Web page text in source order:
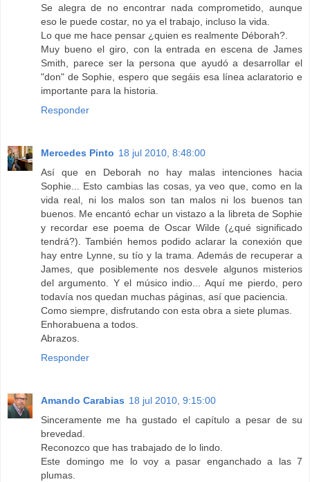
Se alegra de no encontrar nada comprometido, aunque
eso le puede costar, no ya el trabajo, incluso la vida.
Lo que me hace pensar ¿quien es realmente Déborah?.
Muy bueno el giro, con la entrada en escena de James
Smith, parece ser la persona que ayudó a desarrollar el
"don" de Sophie, espero que segáis esa línea aclaratorio e
importante para la historia.
Responder
Mercedes Pinto 18 jul 2010, 8:48:00
Así que en Deborah no hay malas intenciones hacia
Sophie... Esto cambias las cosas, ya veo que, como en la
vida real, ni los malos son tan malos ni los buenos tan
buenos. Me encantó echar un vistazo a la libreta de Sophie
y recordar ese poema de Oscar Wilde (¿qué significado
tendrá?). También hemos podido aclarar la conexión que
hay entre Lynne, su tío y la trama. Además de recuperar a
James, que posiblemente nos desvele algunos misterios
del argumento. Y el músico indio... Aquí me pierdo, pero
todavía nos quedan muchas páginas, así que paciencia.
Como siempre, disfrutando con esta obra a siete plumas.
Enhorabuena a todos.
Abrazos.
Responder
Amando Carabias 18 jul 2010, 9:15:00
Sinceramente me ha gustado el capítulo a pesar de su
brevedad.
Reconozco que has trabajado de lo lindo.
Este domingo me lo voy a pasar enganchado a las 7
plumas.